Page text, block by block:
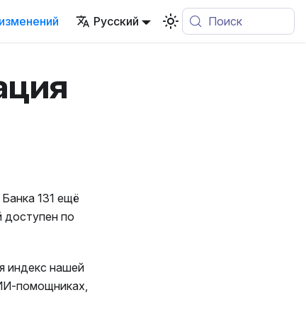
Русский Поиск
131 ещё
доступен по
индекс нашей
помощниках,